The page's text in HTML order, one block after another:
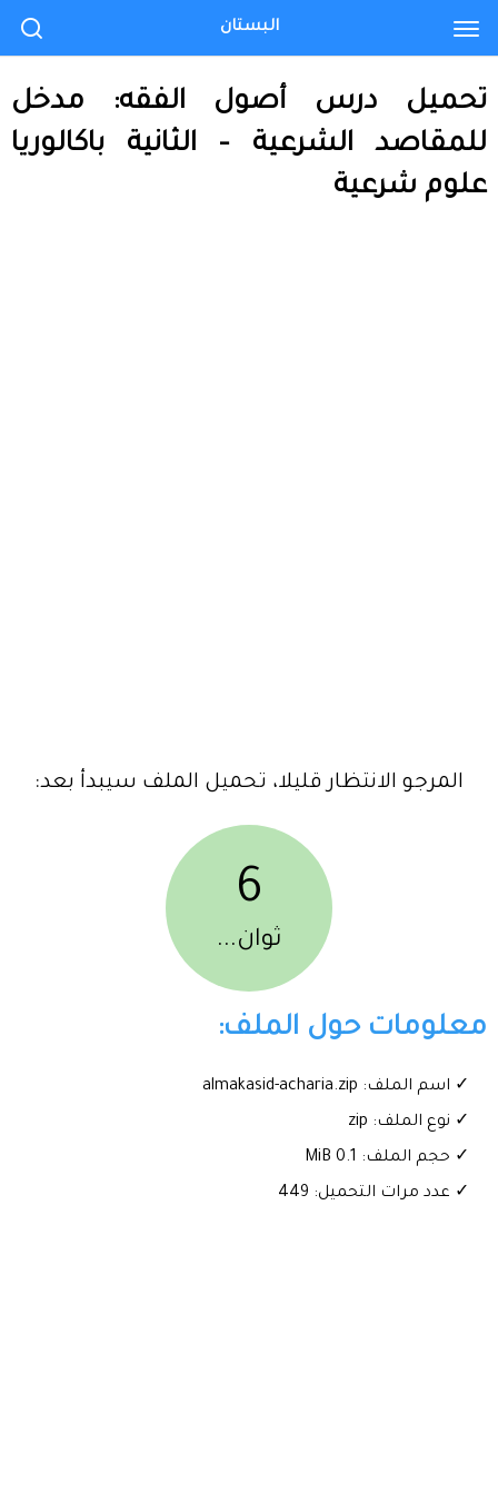
تحميل درس أصول الفقه: مدخل
للمقاصد الشرعية – الثانية باكالوريا
علوم شرعية
المرجو الانتظار قليلا، تحميل الملف سيبدأ بعد:
6
ثوان...
معلومات حول الملف:
✓ اسم الملف: almakasid-acharia.zip
✓ نوع الملف: zip
✓ حجم الملف: 0.1 MiB
✓ عدد مرات التحميل: 449
البستان